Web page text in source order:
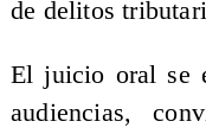
de delitos
El juicio oral se
audiencias,